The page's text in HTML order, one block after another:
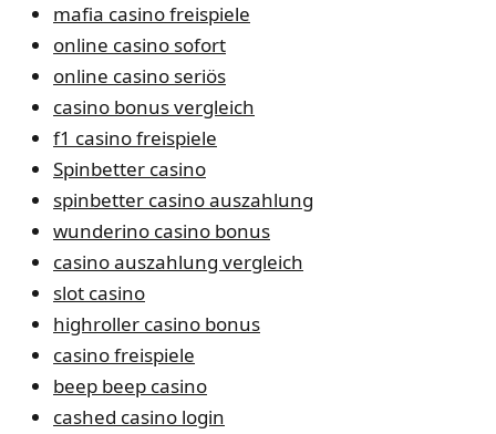
mafia casino freispiele
online casino sofort
online casino seriös
casino bonus vergleich
f1 casino freispiele
Spinbetter casino
spinbetter casino auszahlung
wunderino casino bonus
casino auszahlung vergleich
slot casino
highroller casino bonus
casino freispiele
beep beep casino
cashed casino login